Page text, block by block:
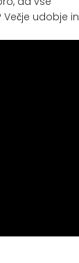
Večje udobje in